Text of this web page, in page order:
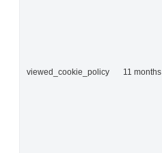
viewed_cookie_policy 11 months